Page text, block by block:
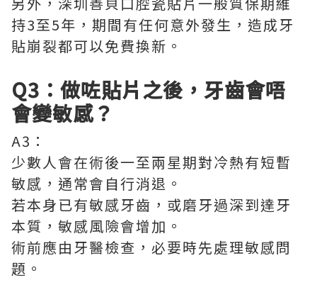
持3至5年，期間有任何意外發生，造成牙
貼崩裂都可以免費換新。
Q3：做咗貼片之後，牙齒會唔
會變敏感？
A3：
少數人會在術後一至兩星期對冷熱有短暫
敏感，通常會自行消退。
若本身已有敏感牙齒，或磨牙過深到達牙
本質，敏感風險會增加。
術前應由牙醫檢查，必要時先處理敏感問
題。